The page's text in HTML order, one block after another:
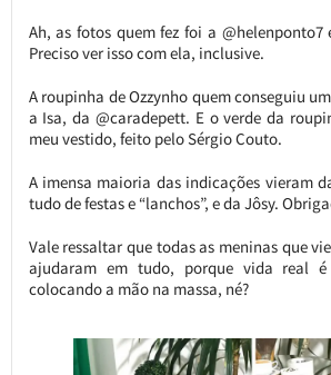
Ah, as fotos quem fez foi a @helenponto7
Preciso ver isso com ela, inclusive.
A roupinha de Ozzynho quem conseguiu
a Isa, da @caradepett. E o verde da
meu vestido, feito pelo Sérgio Couto.
A imensa maioria das indicações vieram
tudo de festas e “lanchos”, e da Jôsy.
Vale ressaltar que todas as meninas que
ajudaram em tudo, porque vida real
colocando a mão na massa, né?